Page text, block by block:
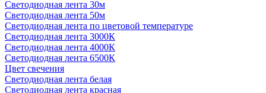
Светодиодная лента 30м
Светодиодная лента 50м
Светодиодная лента по цветовой температуре
Светодиодная лента 3000К
Светодиодная лента 4000К
Светодиодная лента 6500К
Цвет свечения
Светодиодная лента белая
Светодиодная лента красная